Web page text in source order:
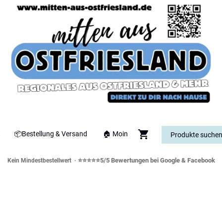
📦Bestellung & Versand 🏠 Moin
Kein Mindestbestellwert · ⭐⭐⭐⭐⭐5/5 Bewertungen bei Google & Facebook